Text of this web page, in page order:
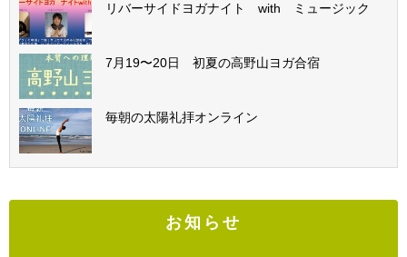
リバーサイドヨガナイト with ミュージック
7月19〜20日 初夏の高野山ヨガ合宿
毎朝の太陽礼拝オンライン
お知らせ